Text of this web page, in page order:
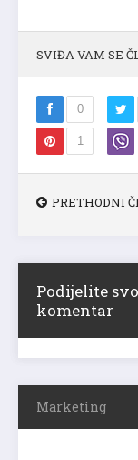
SVIĐA VAM SE
0
1
PRETHODNI
Podijelite
komentar
Marketing